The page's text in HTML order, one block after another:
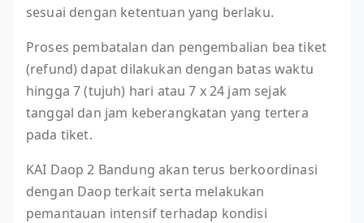
sesuai dengan ketentuan yang berlaku.
Proses pembatalan dan pengembalian bea tiket
(refund) dapat dilakukan dengan batas waktu
hingga 7 (tujuh) hari atau 7 x 24 jam sejak
tanggal dan jam keberangkatan yang tertera
pada tiket.
KAI Daop 2 Bandung akan terus berkoordinasi
dengan Daop terkait serta melakukan
pemantauan intensif terhadap kondisi